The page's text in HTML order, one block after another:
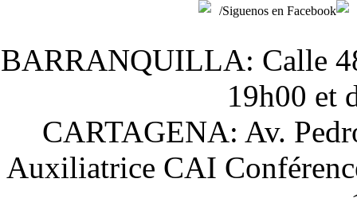
/Siguenos en Facebook
BARRANQUILLA: Calle
19h00 et
CARTAGENA: Av.
Auxiliatrice CAI